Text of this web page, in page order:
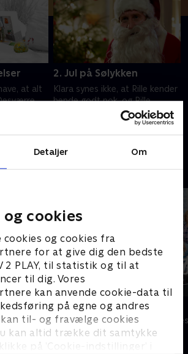
Detaljer Om
cookies
cookies og cookies fra
for at give dig den bedste
2 PLAY, til statistik og til at
til dig. Vores
kan anvende cookie-data til
på egne og andres
til- og fravælge cookies
kan altid trække dit samtykke
på ’Cookie-indstillinger’ i
at alt
2. Jul på Sølykken
Klara synes ikke, at Rille kender
hende godt nok, og Rille
begynder at bekymre sig om
sit valg af julegave. Lily synes,
at Robert er fordomsfuld.
Sølykken
Komedie • 4